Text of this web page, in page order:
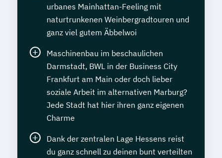
urbanes Mainhattan-Feeling mit
naturtrunkenen Weinbergradtouren und
ganz viel gutem Äbbelwoi
Maschinenbau im beschaulichen
Darmstadt, BWL in der Business City
Frankfurt am Main oder doch lieber
soziale Arbeit im alternativen Marburg?
Jede Stadt hat hier ihren ganz eigenen
Charme
Dank der zentralen Lage Hessens reist
du ganz schnell zu deinen bunt verteilten